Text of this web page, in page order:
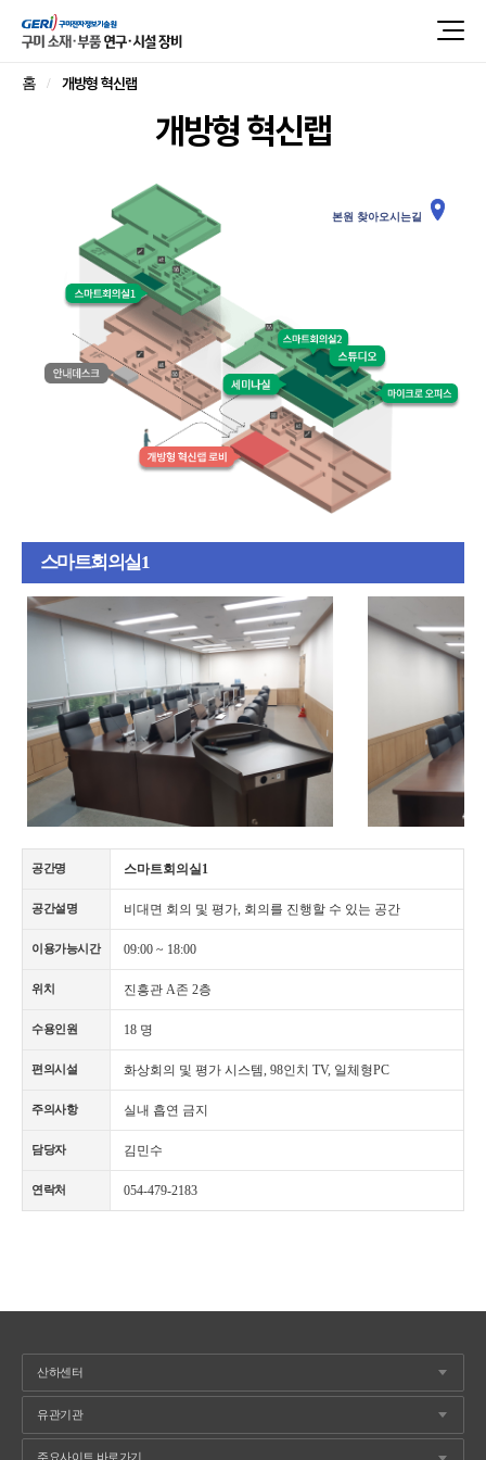
홈 개방형 혁신랩
개방형 혁신랩
본원 찾아오시는길
스마트회의실1
공간명 스마트회의실1
공간설명 비대면 회의 및 평가, 회의를 진행할 수 있는 공간
이용가능시간 09:00 ~ 18:00
위치 진흥관 A존 2층
수용인원 18 명
편의시설 화상회의 및 평가 시스템, 98인치 TV, 일체형PC
주의사항 실내 흡연 금지
담당자 김민수
연락처 054-479-2183